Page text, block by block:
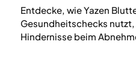
Entdecke, wie Yazen
Gesundheitschecks
Hindernisse beim